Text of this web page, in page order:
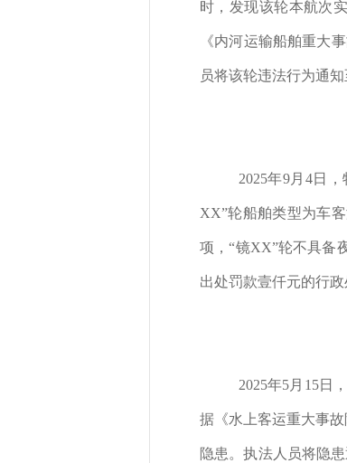
时，发现该轮本航次
《内河运输船舶重大
员将该轮违法行为通
2025年9月4日
XX”轮船舶类型为车
项，“镜XX”轮不具备
出处罚款壹仟元的行政
2025年5月15日
据《水上客运重大事
隐患。执法人员将隐